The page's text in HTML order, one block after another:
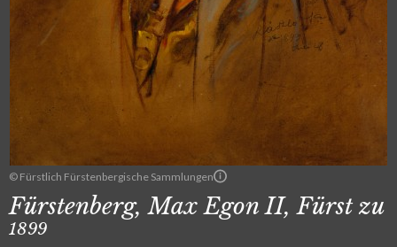
© Fürstlich Fürstenbergische Sammlungen
Fürstenberg, Max Egon II, Fürst zu
1899